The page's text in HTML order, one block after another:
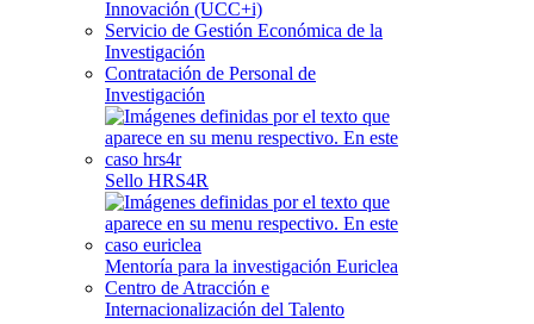
Innovación (UCC+i)
Servicio de Gestión Económica de la
Investigación
Contratación de Personal de
Investigación
Sello HRS4R
Mentoría para la investigación Euriclea
Centro de Atracción e
Internacionalización del Talento